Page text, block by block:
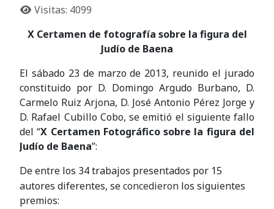
Visitas: 4099
X Certamen de fotografía sobre la figura del
Judío de Baena
El sábado 23 de marzo de 2013, reunido el jurado
constituido por D. Domingo Argudo Burbano, D.
Carmelo Ruiz Arjona, D. José Antonio Pérez Jorge y
D. Rafael Cubillo Cobo, se emitió el siguiente fallo
del “X Certamen Fotográfico sobre la figura del
Judío de Baena”:
De entre los 34 trabajos presentados por 15
autores diferentes, seconcedieron los siguientes
premios: